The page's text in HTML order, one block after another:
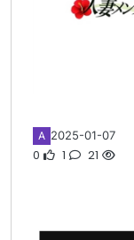
A 2025-01-07
0 1 21